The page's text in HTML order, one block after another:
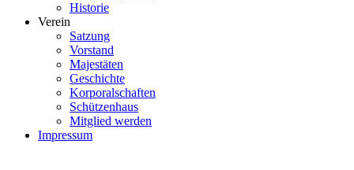
Historie
Verein
Satzung
Vorstand
Majestäten
Geschichte
Korporalschaften
Schützenhaus
Mitglied werden
Impressum